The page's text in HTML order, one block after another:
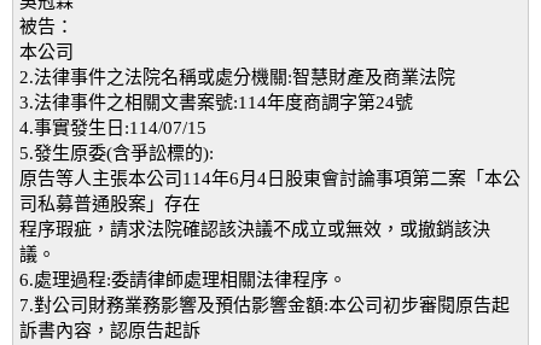
被告：
本公司
2.法律事件之法院名稱或處分機關:智慧財產及商業法院
3.法律事件之相關文書案號:114年度商調字第24號
4.事實發生日:114/07/15
5.發生原委(含爭訟標的):
原告等人主張本公司114年6月4日股東會討論事項第二案「本公
司私募普通股案」存在
程序瑕疵，請求法院確認該決議不成立或無效，或撤銷該決
議。
6.處理過程:委請律師處理相關法律程序。
7.對公司財務業務影響及預估影響金額:本公司初步審閱原告起
訴書內容，認原告起訴